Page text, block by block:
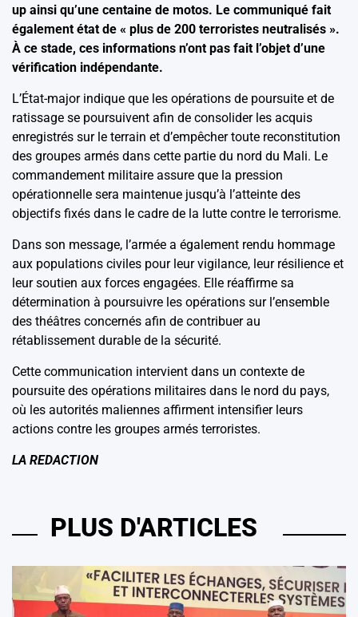
up ainsi qu’une centaine de motos. Le communiqué fait
également état de « plus de 200 terroristes neutralisés ».
À ce stade, ces informations n’ont pas fait l’objet d’une
vérification indépendante.
L’État-major indique que les opérations de poursuite et de
ratissage se poursuivent afin de consolider les acquis
enregistrés sur le terrain et d’empêcher toute reconstitution
des groupes armés dans cette partie du nord du Mali. Le
commandement militaire assure que la pression
opérationnelle sera maintenue jusqu’à l’atteinte des
objectifs fixés dans le cadre de la lutte contre le terrorisme.
Dans son message, l’armée a également rendu hommage
aux populations civiles pour leur vigilance, leur résilience et
leur soutien aux forces engagées. Elle réaffirme sa
détermination à poursuivre les opérations sur l’ensemble
des théâtres concernés afin de contribuer au
rétablissement durable de la sécurité.
Cette communication intervient dans un contexte de
poursuite des opérations militaires dans le nord du pays,
où les autorités maliennes affirment intensifier leurs
actions contre les groupes armés terroristes.
LA REDACTION
PLUS D'ARTICLES